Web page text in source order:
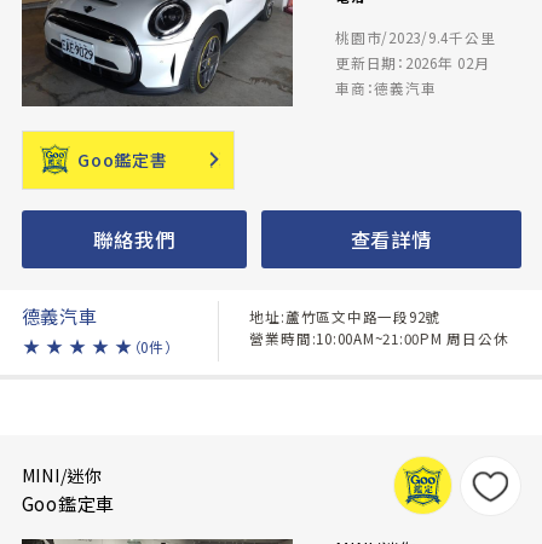
桃園市/2023/9.4千公里
更新日期：2026年 02月
車商：德義汽車
Goo鑑定書
聯絡我們 查看詳情
德義汽車
★ ★ ★ ★ ★ （0件）
地址:蘆竹區文中路一段92號
營業時間:10:00AM~21:00PM 周日公休
MINI/迷你
Goo鑑定車